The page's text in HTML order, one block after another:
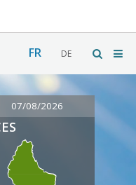
FR DE
07/08/2026